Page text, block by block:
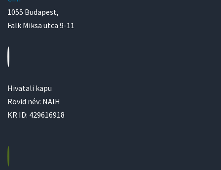
1055 Budapest,
Falk Miksa utca 9-11
Hivatali kapu
Rövid név: NAIH
KR ID: 429616918